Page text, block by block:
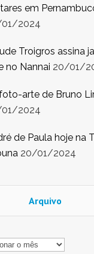
em
2024
Troigros assina
no Nannai 20/01/
arte de Bruno
2024
de Paula hoje na
20/01/2024
Arquivo